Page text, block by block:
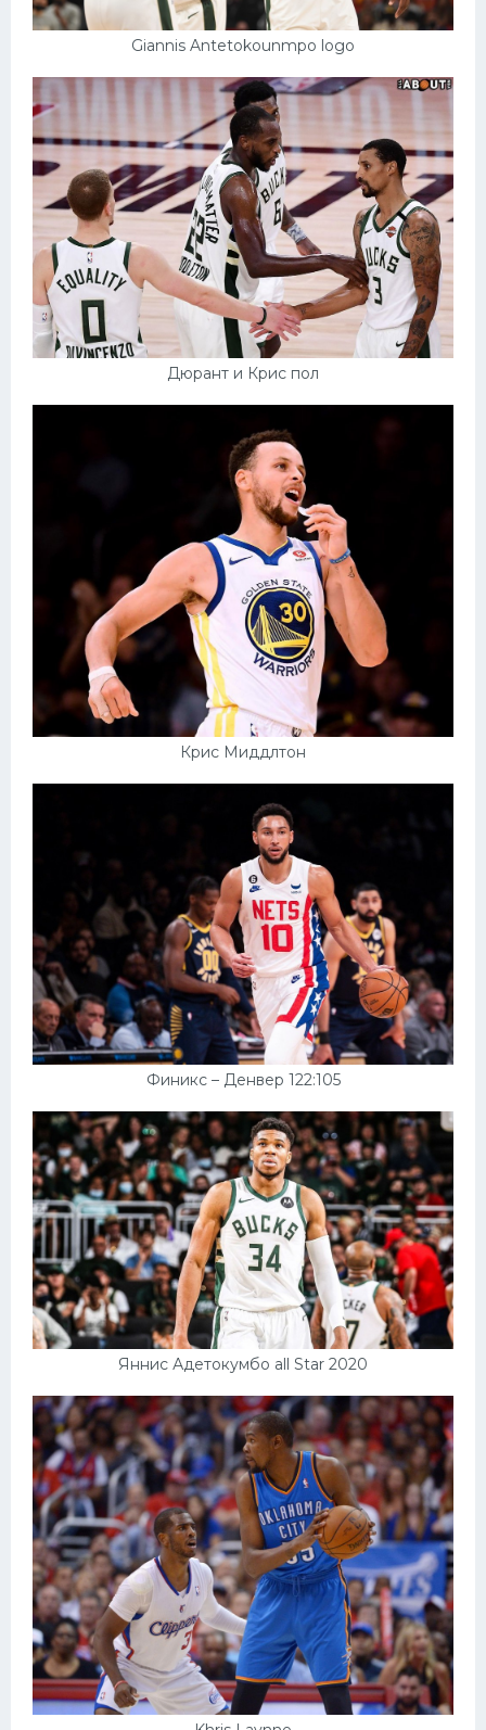
Giannis Antetokounmpo logo
Дюрант и Крис пол
Крис Миддлтон
Финикс – Денвер 122:105
Яннис Адетокумбо all Star 2020